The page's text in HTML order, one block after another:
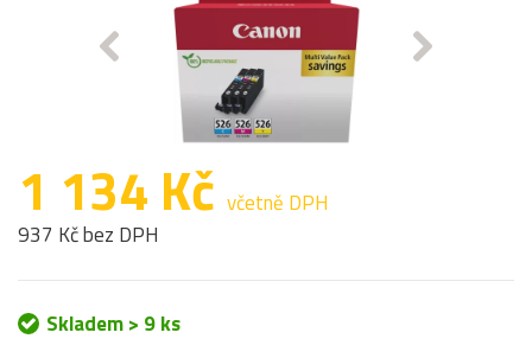
1 134 Kč včetně DPH
937 Kč bez DPH
Skladem > 9 ks